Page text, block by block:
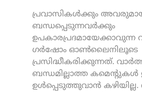
പ്രവാസികൾക്കും
ബന്ധപ്പെടുന്നവർക്കും
ഗർഷോം ഓൺലൈനിലൂടെ
പ്രസിദ്ധീകരിക്കുന്നത്.
ബന്ധമില്ലാത്ത കമെന്റുകൾ
ഉൾപ്പെടുത്തുവാൻ